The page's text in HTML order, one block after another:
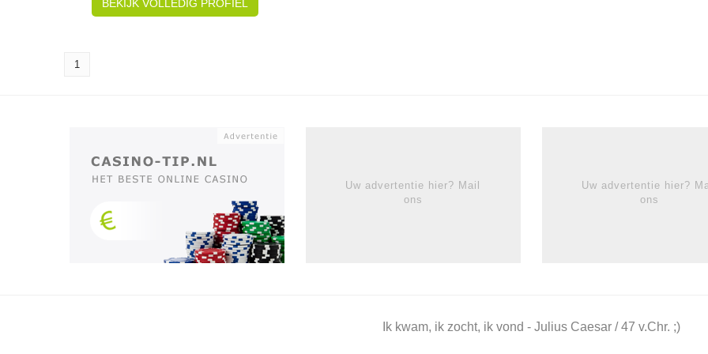
BEKIJK VOLLEDIG PROFIEL
1
Uw advertentie hier? Mail
ons
Uw advertentie hier?
ons
Ik kwam, ik zocht, ik vond - Julius Caesar / 47 v.Chr. ;)